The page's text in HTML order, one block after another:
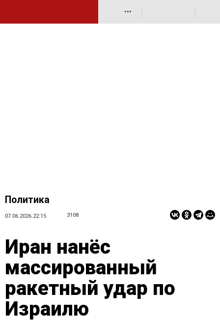
•••
Политика
07.06.2026 22:15 3108
Иран нанёс
массированный
ракетный удар по
Израилю